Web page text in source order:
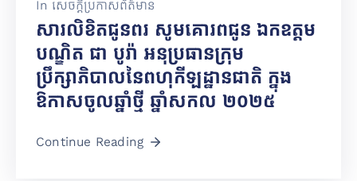
In សេចក្តីប្រកាសព័ត៌មាន
សារលិខិតជូនពរ សូមគោរពជូន ឯកឧត្តម
បណ្ឌិត ជា បូរ៉ា អនុប្រធានក្រុម
ប្រឹក្សាភិបាលនៃពហុកីឡដ្ឋានជាតិ ក្នុង
ឱកាសចូលឆ្នាំថ្មី ឆ្នាំសកល ២០២៥
Continue Reading